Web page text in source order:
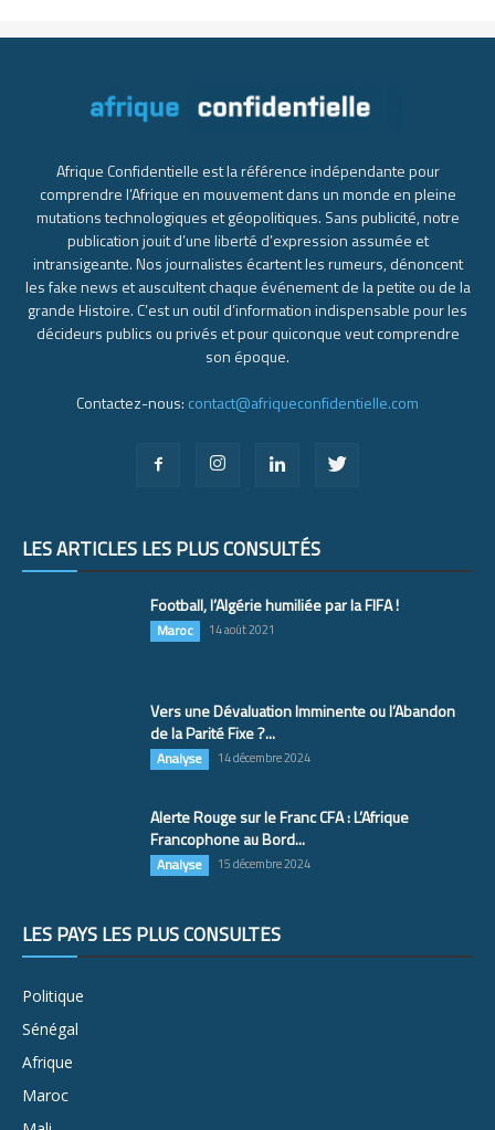
Afrique Confidentielle est la référence indépendante pour
comprendre l’Afrique en mouvement dans un monde en pleine
mutations technologiques et géopolitiques. Sans publicité, notre
publication jouit d’une liberté d’expression assumée et
intransigeante. Nos journalistes écartent les rumeurs, dénoncent
les fake news et auscultent chaque événement de la petite ou de la
grande Histoire. C’est un outil d’information indispensable pour les
décideurs publics ou privés et pour quiconque veut comprendre
son époque.
Contactez-nous: contact@afriqueconfidentielle.com
LES ARTICLES LES PLUS CONSULTÉS
Football, l’Algérie humiliée par la FIFA !
Maroc 14 août 2021
Vers une Dévaluation Imminente ou l’Abandon
de la Parité Fixe ?...
Analyse 14 décembre 2024
Alerte Rouge sur le Franc CFA : L’Afrique
Francophone au Bord...
Analyse 15 décembre 2024
LES PAYS LES PLUS CONSULTÉS
Politique
Sénégal
Afrique
Maroc